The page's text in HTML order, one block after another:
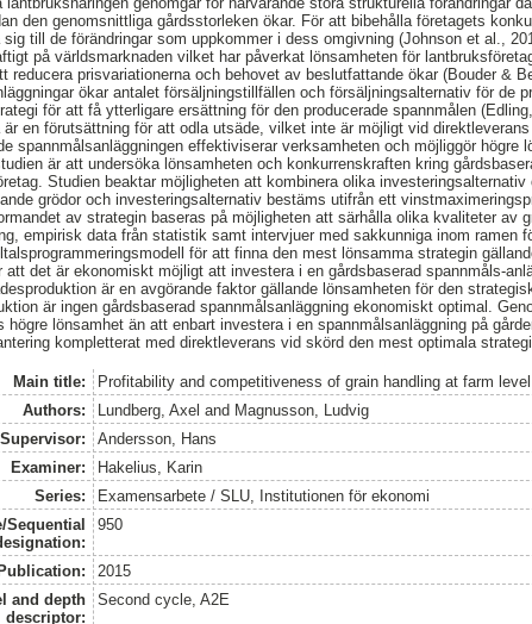
den genomsnittliga gårdsstorleken ökar. För att bibehålla företagets
till de förändringar som uppkommer i dess omgivning (Johnson et al.,
på världsmarknaden vilket har påverkat lönsamheten för
reducera prisvariationerna och behovet av beslutfattande ökar (Bouder &
ökar antalet försäljningstillfällen och försäljningsalternativ för de
för att få ytterligare ersättning för den producerade spannmålen
är en förutsättning för att odla utsäde, vilket inte är möjligt vid
spannmålsanläggningen effektiviserar verksamheten och möjliggör högre
är att undersöka lönsamheten och konkurrenskraften kring
Studien beaktar möjligheten att kombinera olika
grödor och investeringsalternativ bestäms utifrån ett
av strategin baseras på möjligheten att särhålla olika kvaliteter av
empirisk data från statistik samt intervjuer med sakkunniga inom ramen
för att finna den mest lönsamma strategin
att det är ekonomiskt möjligt att investera i en gårdsbaserad spannmåls-
är en avgörande faktor gällande lönsamheten för den
är ingen gårdsbaserad spannmålsanläggning ekonomiskt optimal.
högre lönsamhet än att enbart investera i en spannmålsanläggning på
kompletterat med direktleverans vid skörd den mest optimala
Main title:
Profitability and competitiveness of grain handling at farm level
Authors:
Lundberg, Axel and Magnusson, Ludvig
Supervisor:
Andersson, Hans
Examiner:
Hakelius, Karin
Series:
Examensarbete / SLU, Institutionen för ekonomi
Sequential
950
2015
and depth
descriptor:
Second cycle, A2E